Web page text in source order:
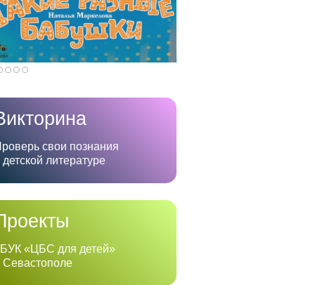
свои познания
детской литературе
«ЦБС для детей»
Севастополе